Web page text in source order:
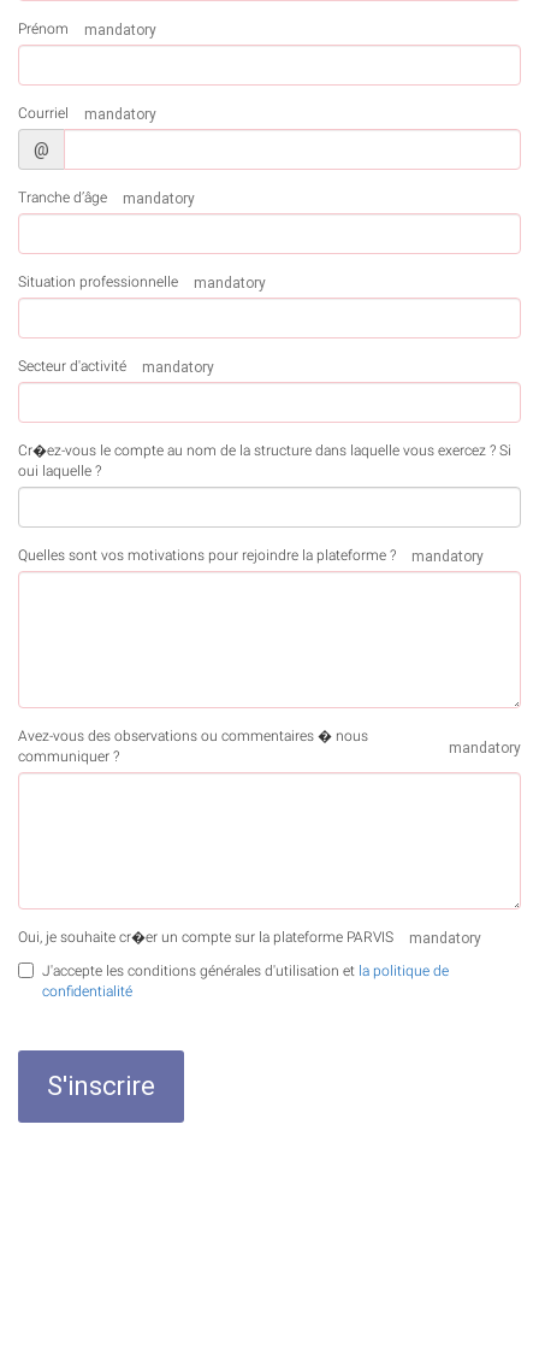
Prénom mandatory
Courriel mandatory
@
Tranche d’âge mandatory
Situation professionnelle mandatory
Secteur d'activité mandatory
Cr�ez-vous le compte au nom de la structure dans laquelle vous exercez ? Si
oui laquelle ?
Quelles sont vos motivations pour rejoindre la plateforme ? mandatory
Avez-vous des observations ou commentaires � nous
communiquer ?
mandatory
Oui, je souhaite cr�er un compte sur la plateforme PARVIS mandatory
J'accepte les conditions générales d'utilisation et la politique de
confidentialité